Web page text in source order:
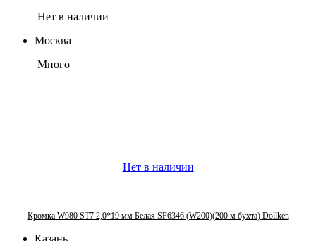
Нет в наличии
Москва
Много
Нет в наличии
Кромка W980 ST7 2,0*19 мм Белая SF6346 (W200)(200 м бухта) Dollken
Казань